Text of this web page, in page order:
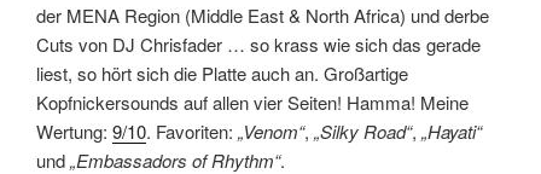
der MENA Region (Middle East & North Africa) und derbe
Cuts von DJ Chrisfader … so krass wie sich das gerade
liest, so hört sich die Platte auch an. Großartige
Kopfnickersounds auf allen vier Seiten! Hamma! Meine
Wertung: 9/10. Favoriten: „Venom“, „Silky Road“, „Hayati“
und„Embassadors of Rhythm“.